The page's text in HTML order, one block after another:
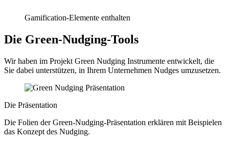
Gamification-Elemente enthalten
Die Green-Nudging-Tools
Wir haben im Projekt Green Nudging Instrumente entwickelt, die
Sie dabei unterstützen, in Ihrem Unternehmen Nudges umzusetzen.
Die Präsentation
Die Folien der Green-Nudging-Präsentation erklären mit Beispielen
das Konzept des Nudging.